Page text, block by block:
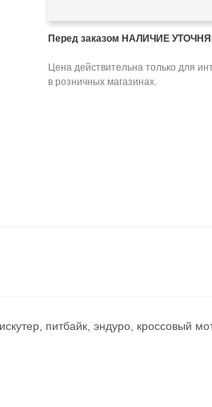
Перед заказом НАЛИЧИЕ
Цена действительна только для
в розничных магазинах.
питбайк, эндуро, кроссовый